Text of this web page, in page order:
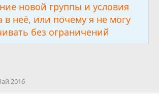
новой группы и условия
в неё, или почему я не могу
без ограничений
2016